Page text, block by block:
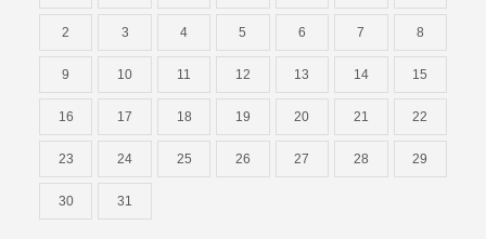
2 3 4 5 6 7 8
9 10 11 12 13 14 15
16 17 18 19 20 21 22
23 24 25 26 27 28 29
30 31